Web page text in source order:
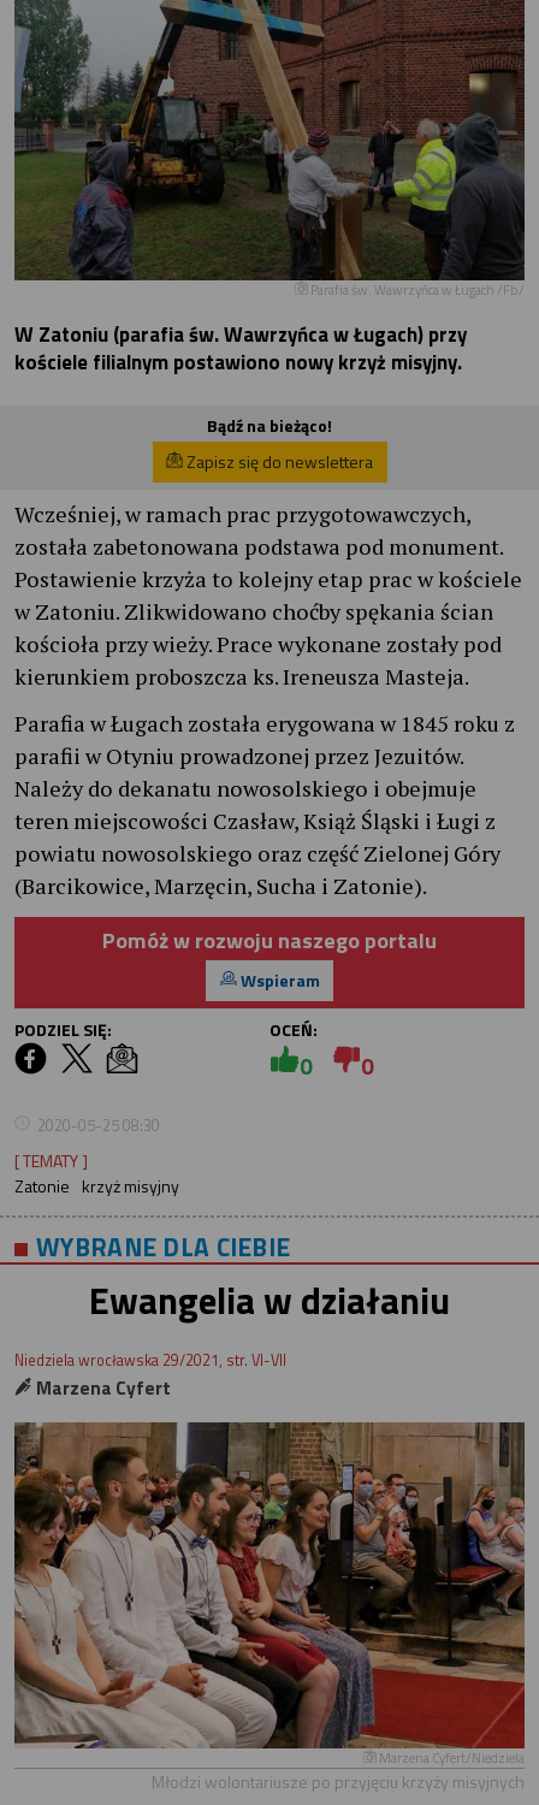
Parafia św. Wawrzyńca w Ługach /Fb/
W Zatoniu (parafia św. Wawrzyńca w Ługach) przy
kościele filialnym postawiono nowy krzyż misyjny.
Bądź na bieżąco!
Zapisz się do newslettera
Wcześniej, w ramach prac przygotowawczych,
została zabetonowana podstawa pod monument.
Postawienie krzyża to kolejny etap prac w kościele
w Zatoniu. Zlikwidowano choćby spękania ścian
kościoła przy wieży. Prace wykonane zostały pod
kierunkiem proboszcza ks. Ireneusza Masteja.
Parafia w Ługach została erygowana w 1845 roku z
parafii w Otyniu prowadzonej przez Jezuitów.
Należy do dekanatu nowosolskiego i obejmuje
teren miejscowości Czasław, Książ Śląski i Ługi z
powiatu nowosolskiego oraz część Zielonej Góry
(Barcikowice, Marzęcin, Sucha i Zatonie).
Pomóż w rozwoju naszego portalu
Wspieram
PODZIEL SIĘ:
OCEŃ:
0 0
2020-05-25 08:30
[ TEMATY ]
Zatonie krzyż misyjny
WYBRANE DLA CIEBIE
Ewangelia w działaniu
Niedziela wrocławska 29/2021, str. VI-VII
Marzena Cyfert
Marzena Cyfert/Niedziela
Młodzi wolontariusze po przyjęciu krzyży misyjnych